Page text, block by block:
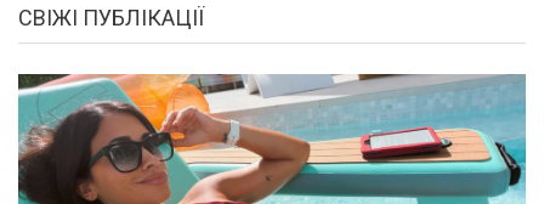
СВІЖІ ПУБЛІКАЦІЇ